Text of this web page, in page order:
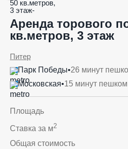
Аренда торового
кв.метров, 3 этаж
Питер
Парк Победы•26 минут
Московская•15 минут пешком
Площадь
Ставка за м2
Общая стоимость